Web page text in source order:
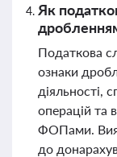
Як
Податкова
ознаки
діяльності,
операцій та
ФОПами.
до